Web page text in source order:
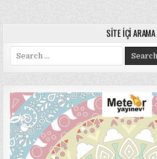
SITE İÇI ARAMA
Search
for: